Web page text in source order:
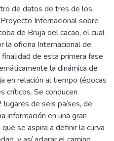
de datos de tres de los
Internacional sobre
de Bruja del cacao, el cual
la oficina Internacional de
finalidad de esta primera fase
la dinámica de
en relación al tiempo (épocas
críticos. Se conducen
de seis países, de
información en una gran
se aspira a definir la curva